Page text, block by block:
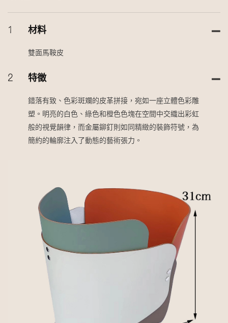
1 材料
雙面馬鞍皮
2 特徵
錯落有致、色彩斑斕的皮革拼接，宛如一座立體色彩雕
塑。明亮的白色、綠色和橙色色塊在空間中交織出彩虹
般的視覺韻律，而金屬鉚釘則如同精緻的裝飾符號，為
簡約的輪廓注入了動態的藝術張力。